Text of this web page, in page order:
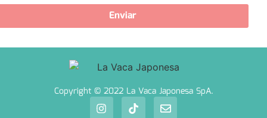
Enviar
Copyright © 2022 La Vaca Japonesa SpA.